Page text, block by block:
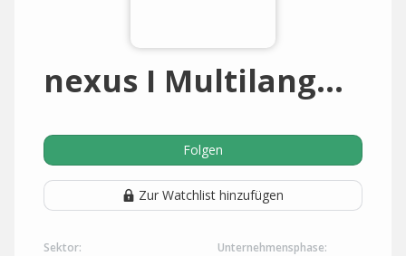
nexus I Multilanguage Services
Folgen
Zur Watchlist hinzufügen
Sektor: Unternehmensphase: